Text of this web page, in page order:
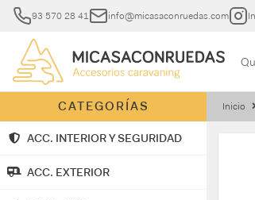
93 570 28 41 info@micasaconruedas.com
CATEGORÍAS
ACC. INTERIOR Y SEGURIDAD
ACC. EXTERIOR
Inicio